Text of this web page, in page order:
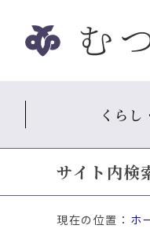
ッ
くらし
サイト内検
現在の位置： ホ